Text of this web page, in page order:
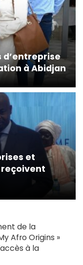
d’entreprise
à Abidjan
et
de la
Afro Origins »
à la